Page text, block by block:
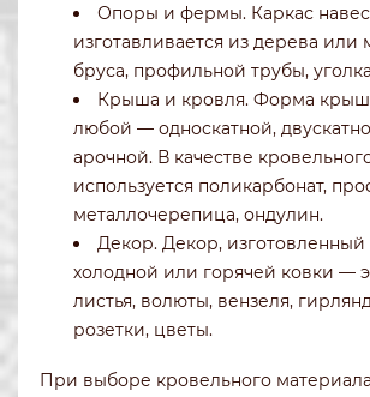
Опоры и фермы. Каркас
изготавливается из дерева или
бруса, профильной трубы,
Крыша и кровля. Форма
любой — односкатной,
арочной. В качестве
используется поликарбонат,
металлочерепица, ондулин.
Декор. Декор, изготовленный
холодной или горячей ковки —
листья, волюты, вензеля,
розетки, цветы.
При выборе кровельного